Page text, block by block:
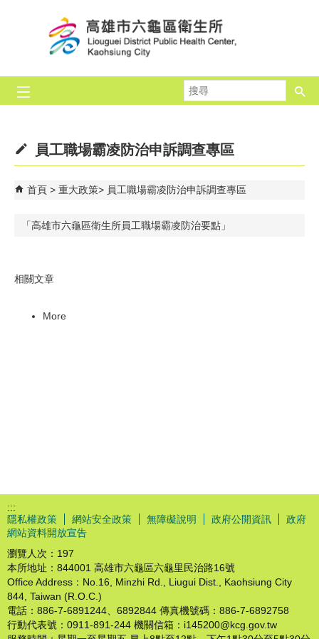
尋
員工職場霸凌防治申訴調查專區
首頁 重大政策 員工職場霸凌防治申訴調查專區
「高雄市六龜區衛生所員工職場霸凌防治要點」
相關文章
More
:::
隱私權政策
網站安全政策 無障礙說明 政府公開資訊
政府
網站資料開放宣告
瀏覽人次： 197
本所地址：844001 高雄市六龜區六龜里民治路16號
Office Address：No.16, Minzhi Rd., Liugui Dist., Kaohsiung City
844, Taiwan (R.O.C.)
電話：886-7-6891244、6892844 傳真機號碼：886-7-6892758
行動代表號：0911-891-244 機關信箱：i145200@kcg.gov.tw